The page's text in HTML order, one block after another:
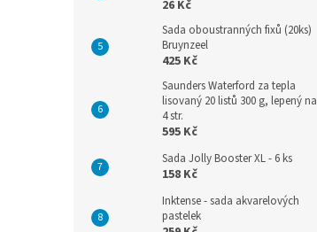
26 Kč
Sada oboustranných fixů (20ks)
Bruynzeel
425 Kč
Saunders Waterford za tepla
lisovaný 20 listů 300 g, lepený na
4 str.
595 Kč
Sada Jolly Booster XL - 6 ks
158 Kč
Inktense - sada akvarelových
pastelek